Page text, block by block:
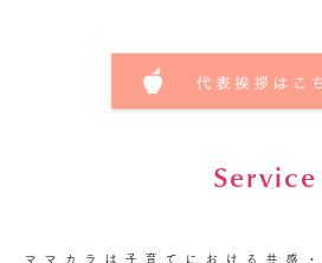
Service
ママカラは子育てにおける共感